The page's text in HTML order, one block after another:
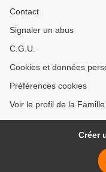
Contact
Signaler un abus
C.G.U.
Cookies et données
Préférences cookies
Voir le profil de la
Créer